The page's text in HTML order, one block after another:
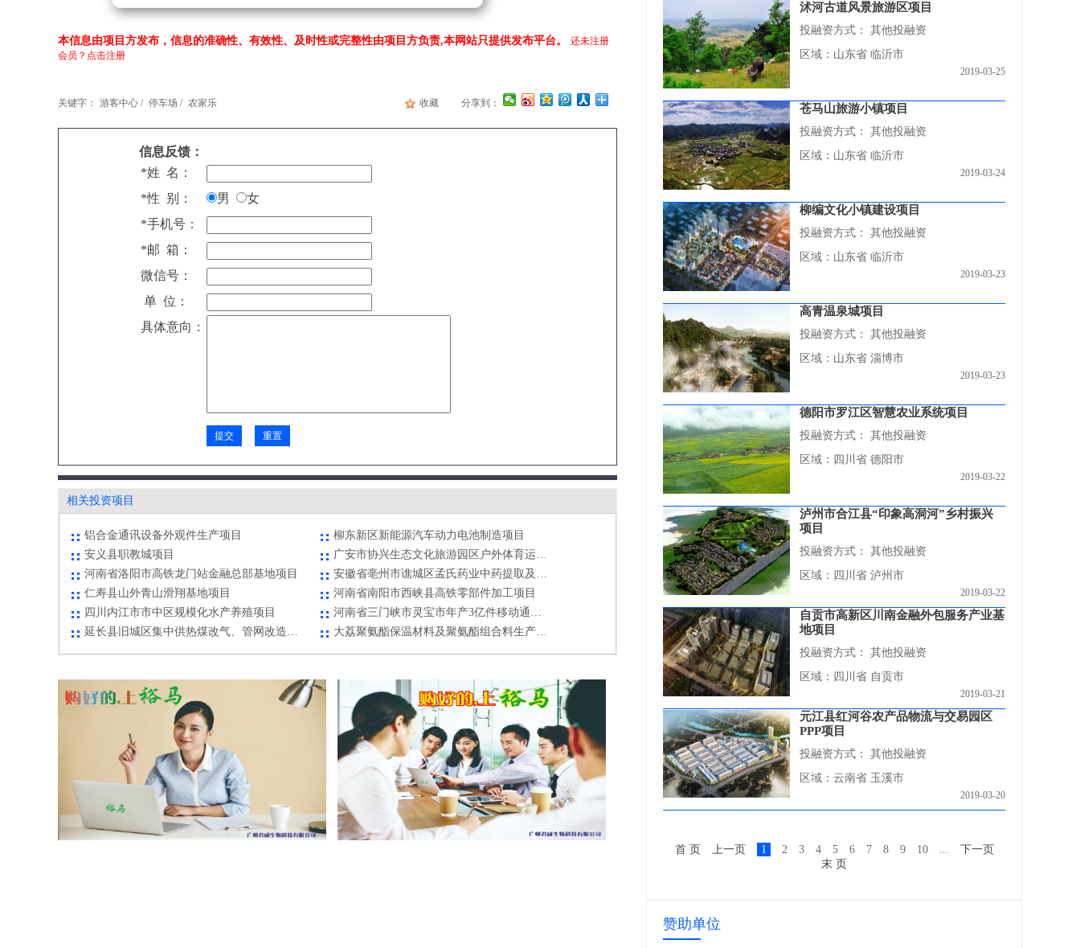
本信息由项目方发布，信息的准确性、有效性、及时性或完整性由项目方负责,本网站只提供发布平台。 还未注册
会员？点击注册
关键字： 游客中心 / 停车场 / 农家乐 收藏 分享到：
信息反馈：
*姓 名：
*性 别：
男
女
*手机号：
*邮 箱：
微信号：
单 位：
具体意向：
相关投资项目
东华欣城现代商业
云岩区恒大名都(商业部分）二次招商项目
核桃露生产项目
生态农业综合开发项目
米易县钒储能电池生产项目
铝合金通讯设备外观件生产项目
柳东新区新能源汽车动力电池制造项目
安义县职教城项目
广安市协兴生态文化旅游园区户外体育运动基地项目
河南省洛阳市高铁龙门站金融总部基地项目
安徽省亳州市谯城区孟氏药业中药提取及保健酒生产项目
仁寿县山外青山滑翔基地项目
河南省南阳市西峡县高铁零部件加工项目
四川内江市市中区规模化水产养殖项目
河南省三门峡市灵宝市年产3亿件移动通讯、消费电子连接器项目
延长县旧城区集中供热煤改气、管网改造项目
大荔聚氨酯保温材料及聚氨酯组合料生产项目
洪山区珠宝旅游文化街高压片区项目
俄罗斯海鱼深加工项目
核桃露生产项目
那坡县平孟国际商贸城项目
生态农业综合开发项目
米易县钒储能电池生产项目
铝合金通讯设备外观件生产项目
柳东新区新能源汽车动力电池制造项目
沭河古道风景旅游区项目
投融资方式：
其他投融资
区域：山东省 临沂市
2019-03-25
苍马山旅游小镇项目
投融资方式：
其他投融资
区域：山东省 临沂市
2019-03-24
柳编文化小镇建设项目
投融资方式：
其他投融资
区域：山东省 临沂市
2019-03-23
高青温泉城项目
投融资方式：
其他投融资
区域：山东省 淄博市
2019-03-23
德阳市罗江区智慧农业系统项目
投融资方式：
其他投融资
区域：四川省 德阳市
2019-03-22
泸州市合江县“印象高洞河”乡村振兴
项目
投融资方式：
其他投融资
区域：四川省 泸州市
2019-03-22
自贡市高新区川南金融外包服务产业基
地项目
投融资方式：
其他投融资
区域：四川省 自贡市
2019-03-21
元江县红河谷农产品物流与交易园区
PPP项目
投融资方式：
其他投融资
区域：云南省 玉溪市
2019-03-20
首 页 上一页 1 2 3 4 5 6 7 8 9 10 ...
下一页
末 页
赞助单位